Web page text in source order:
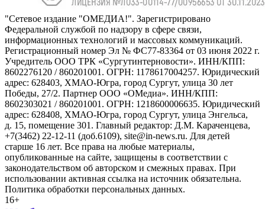
"Сетевое издание "ОМЕДИА!". Зарегистрировано
Федеральной службой по надзору в сфере связи,
информационных технологий и массовых коммуникаций.
Регистрационный номер Эл № ФС77-83364 от 03 июня 2022 г.
Учредитель ООО ТРК «Сургутинтерновости». ИНН/КПП:
8602276120 / 860201001. ОГРН: 1178617004257. Юридический
адрес: 628403, ХМАО-Югра, город Сургут, улица 30 лет
Победы, 27/2. Партнер ООО «ОМедиа». ИНН/КПП:
8602303021 / 860201001. ОГРН: 1218600006635. Юридический
адрес: 628408, ХМАО-Югра, город Сургут, улица Энгельса,
д. 15, помещение 301. Главный редактор: Д.М. Караченцева,
+7(3462) 22-12-11 (доб.6109), site@in-news.ru. Для детей
старше 16 лет. Все права на любые материалы,
опубликованные на сайте, защищены в соответствии с
законодательством об авторском и смежных правах. При
использовании активная ссылка на источник обязательна.
Политика обработки персональных данных.
16+